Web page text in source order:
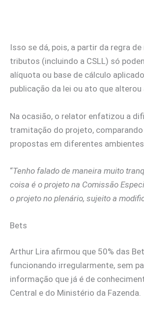
Isso se dá, pois, a partir da regra
tributos (incluindo a CSLL) só
alíquota ou base de cálculo
publicação da lei ou ato que alterou
Na ocasião, o relator enfatizou a
tramitação do projeto,
propostas em diferentes
“Tenho falado de maneira muito
coisa é o projeto na Comissão
o projeto no plenário, sujeito a
Bets
Arthur Lira afirmou que 50% das
funcionando irregularmente, sem
informação que já é de
Central e do Ministério da Fazenda.